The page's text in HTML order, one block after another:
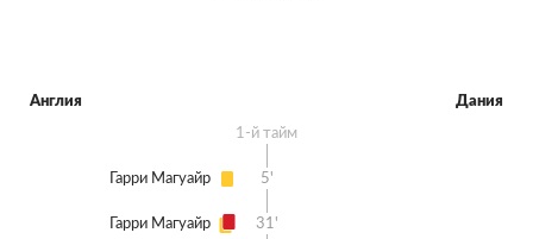
Англия Дания
1-й тайм
Гарри Магуайр 5'
Гарри Магуайр 31'